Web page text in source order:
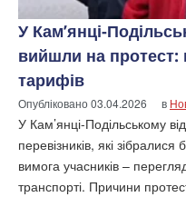
У Кам’янці-
вийшли на
тарифів
Опубліковано03.04.2026 в
У Кам’янці-Подільському
перевізників, які зібралися
вимога учасників –
транспорті. Причини